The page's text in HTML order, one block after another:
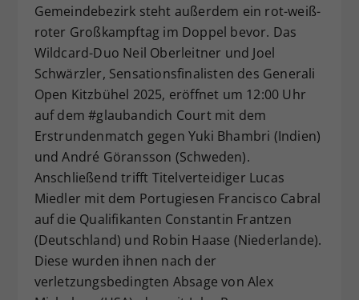
Gemeindebezirk steht außerdem ein rot-weiß-
roter Großkampftag im Doppel bevor. Das
Wildcard-Duo Neil Oberleitner und Joel
Schwärzler, Sensationsfinalisten des Generali
Open Kitzbühel 2025, eröffnet um 12:00 Uhr
auf dem #glaubandich Court mit dem
Erstrundenmatch gegen Yuki Bhambri (Indien)
und André Göransson (Schweden).
Anschließend trifft Titelverteidiger Lucas
Miedler mit dem Portugiesen Francisco Cabral
auf die Qualifikanten Constantin Frantzen
(Deutschland) und Robin Haase (Niederlande).
Diese wurden ihnen nach der
verletzungsbedingten Absage von Alex